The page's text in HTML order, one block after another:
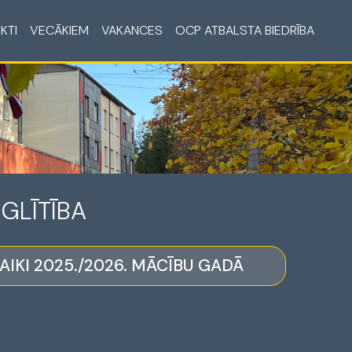
VECĀKIEM VAKANCES OCP ATBALSTA BIEDRĪBA
2025./2026. MĀCĪBU GADĀ